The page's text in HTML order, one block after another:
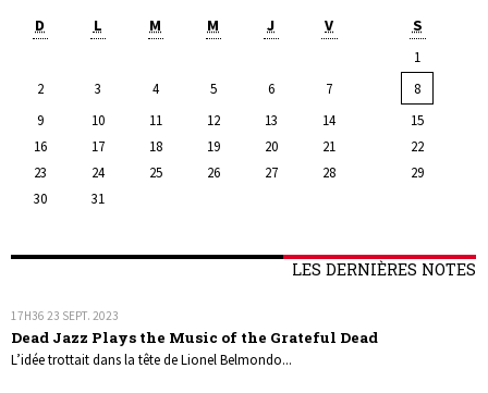
D L M M J V S
1
2
3 4 5 6 7
8
9
10 11 12 13 14
15
16
17 18 19 20 21
22
23
24 25 26 27 28
29
30
31
LES DERNIÈRES NOTES
17H36 23 SEPT. 2023
Dead Jazz Plays the Music of the Grateful Dead
L’idée trottait dans la tête de Lionel Belmondo...